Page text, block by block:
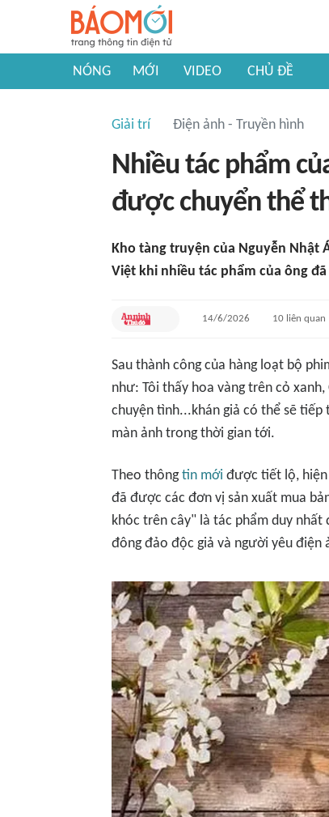
NÓNG MỚI VIDEO CHỦ ĐỀ
Giải trí Điện ảnh - Truyền hình
Nhiều tác phẩm
được chuyển thể
Kho tàng truyện của Nguyễn Nhật
Việt khi nhiều tác phẩm của ông
14/6/2026 10 liên quan
Sau thành công của hàng loạt bộ
như: Tôi thấy hoa vàng trên cỏ
chuyện tình...khán giả có thể sẽ
màn ảnh trong thời gian tới.
Theo thôngtin mới được tiết lộ, hiện
đã được các đơn vị sản xuất mua
khóc trên cây" là tác phẩm duy
đông đảo độc giả và người yêu điện